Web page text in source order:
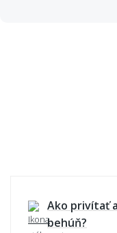
Ako privítať
behúň?